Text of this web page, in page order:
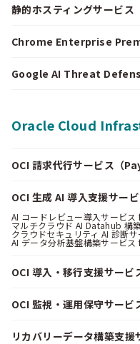
静的ホスティングサービス
Chrome Enterprise
Google AI Threat
Oracle Cloud
OCI 請求代行サービス（
OCI 生成 AI 導入支援サー
AI コードレビュー導入サービス
マルチクラウド AI Datahub 構
クラウドセキュリティ AI 診断
AI データ分析基盤構築サービス
OCI 導入・移行支援サービ
OCI 監視・運用保守サービ
リカバリーデータ構築支援